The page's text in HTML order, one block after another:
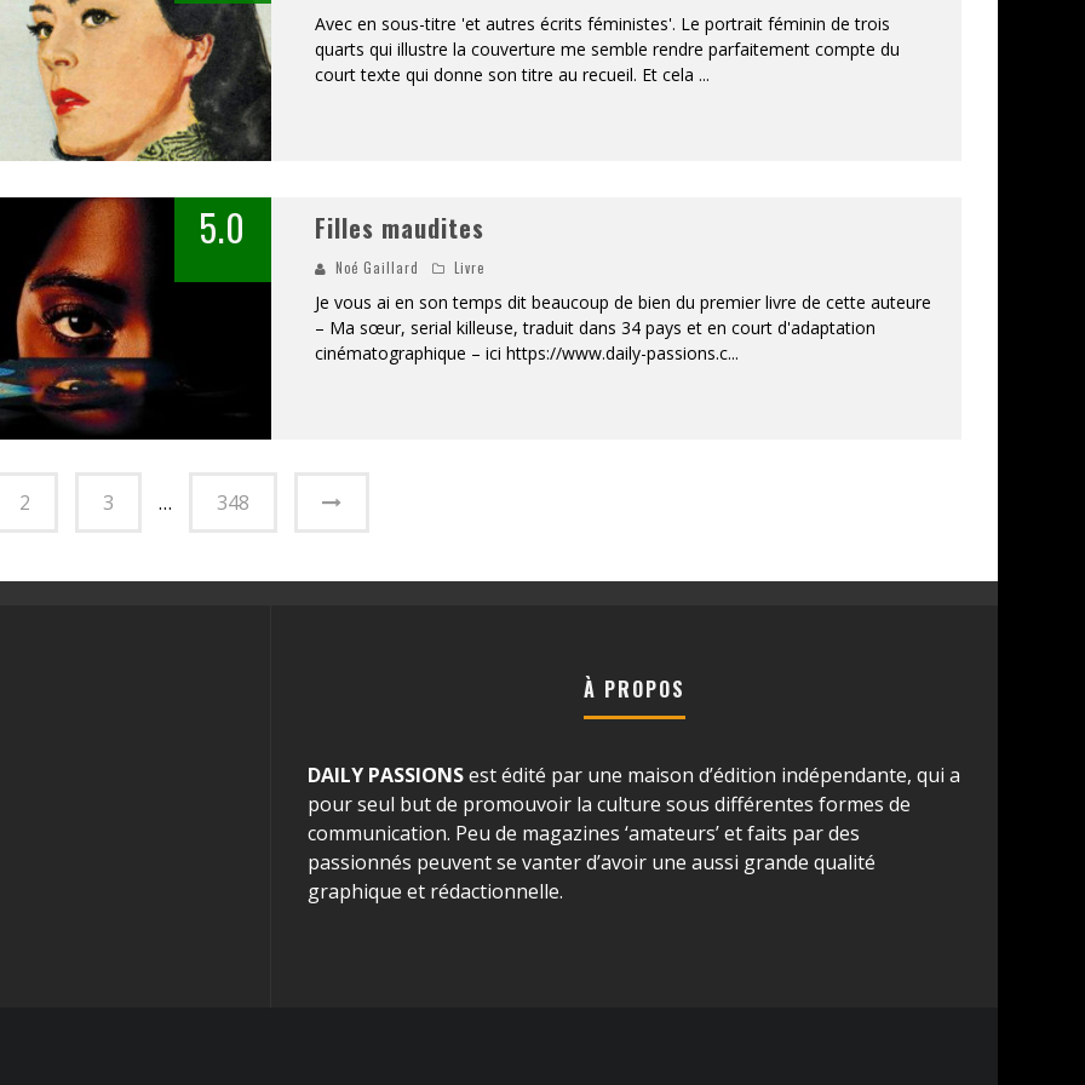
Avec en sous-titre 'et autres écrits féministes'. Le portrait féminin de trois
quarts qui illustre la couverture me semble rendre parfaitement compte du
court texte qui donne son titre au recueil. Et cela ...
5.0 Filles maudites
Noé Gaillard Livre
Je vous ai en son temps dit beaucoup de bien du premier livre de cette auteure
– Ma sœur, serial killeuse, traduit dans 34 pays et en court d'adaptation
cinématographique – ici https://www.daily-passions.c...
2 3 … 348
À PROPOS
DAILY PASSIONSest édité par une maison d’édition indépendante, qui a
pour seul but de promouvoir la culture sous différentes formes de
communication. Peu de magazines ‘amateurs’ et faits par des
passionnés peuvent se vanter d’avoir une aussi grande qualité
graphique et rédactionnelle.